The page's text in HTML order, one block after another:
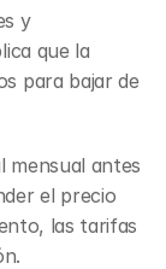
y
que la
para bajar de
mensual antes
el precio
las tarifas